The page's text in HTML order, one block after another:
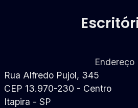
Endereço
Rua Alfredo Pujol, 345
CEP 13.970-230 - Centro
Itapira - SP